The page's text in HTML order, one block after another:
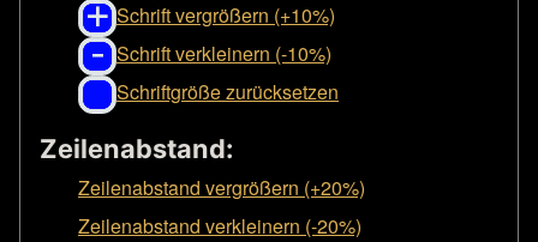
Schrift vergrößern (+10%)
Schrift verkleinern (-10%)
Schriftgröße zurücksetzen
Zeilenabstand:
Zeilenabstand vergrößern (+20%)
Zeilenabstand verkleinern (-20%)